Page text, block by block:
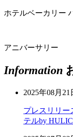
ホテルベーカリー
アニバーサリー
Information
2025年08月21
プレスリリ
テルby